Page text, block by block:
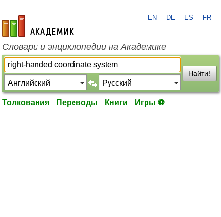
academic.ru
EN DE ES FR
Словари и энциклопедии на Академике
Найти!
Толкования Переводы Книги Игры ⚽